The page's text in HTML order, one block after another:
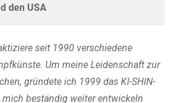
den USA
seit 1990 verschiedene
Um meine Leidenschaft zur
gründete ich 1999 das KI-SHIN-
mich beständig weiter entwickeln